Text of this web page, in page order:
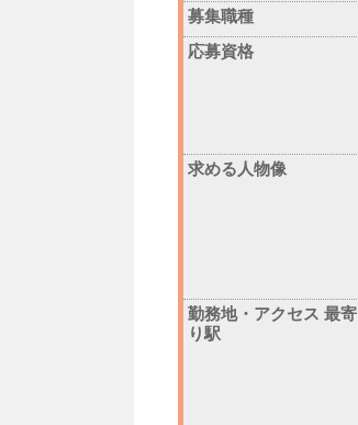
募集職種
応募資格
求める人物像
勤務地・アクセス 最寄
り駅